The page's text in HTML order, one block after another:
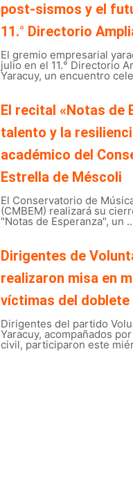
post-sismos y el
11.° Directorio
El gremio empresarial
julio en el 11.° Directorio
Yaracuy, un encuentro
El recital «Notas de
talento y la
académico del
Estrella de Méscoli
El Conservatorio de
(CMBEM) realizará su
"Notas de Esperanza", un
Dirigentes de
realizaron misa en
víctimas del
Dirigentes del partido
Yaracuy, acompañados
civil, participaron este